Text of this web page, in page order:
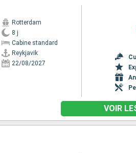
Rotterdam
8 j
Cabine standard
Reykjavik
22/08/2027
VOIR